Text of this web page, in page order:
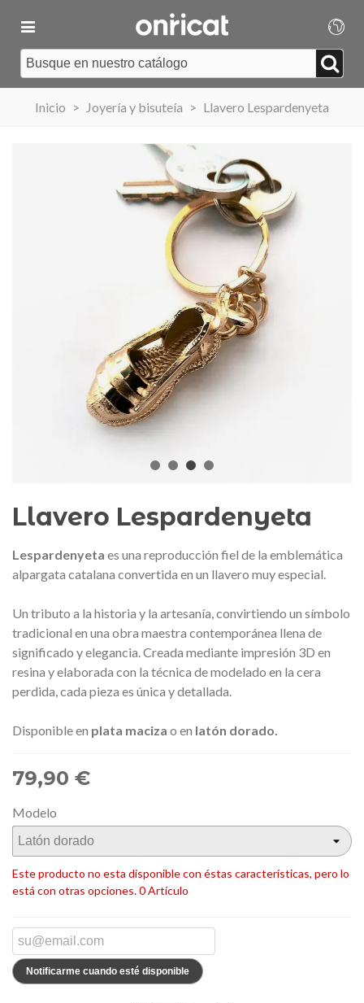
Inicio > Joyería y bisuteía > Llavero Lespardenyeta
Llavero Lespardenyeta
Lespardenyeta es una reproducción fiel de la emblemática
alpargata catalana convertida en un llavero muy especial.
Un tributo a la historia y la artesanía, convirtiendo un símbolo
tradicional en una obra maestra contemporánea llena de
significado y elegancia.Creada mediante impresión 3D en
resina y elaborada con la técnica de modelado en la cera
perdida, cada pieza es única y detallada.
Disponible en plata maciza o en latón dorado.
79,90 €
Modelo
Este producto no esta disponible con éstas características, pero lo
está con otras opciones.0 Artículo
Notificarme cuando esté disponible
Airmax II
Maleta Secur Line